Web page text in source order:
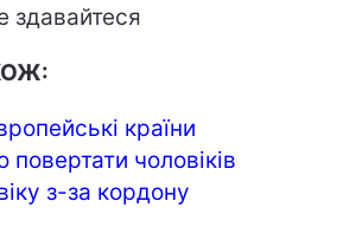
здавайтеся
країни
чоловіків
з-за кордону